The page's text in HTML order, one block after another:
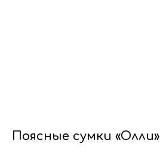
Поясные сумки «Олли»